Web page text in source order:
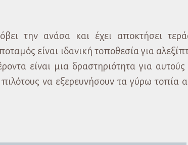
την ανάσα και έχει αποκτήσει
είναι ιδανική τοποθεσία για
είναι μια δραστηριότητα για
να εξερευνήσουν τα γύρω τοπία